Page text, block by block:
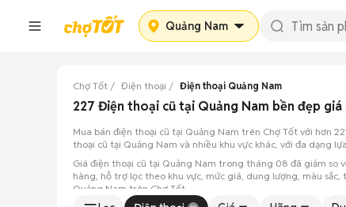
Quảng Nam
Chợ Tốt Điện thoại Điện thoại Quảng Nam
227 Điện thoại cũ tại Quảng Nam bền đẹp
Mua bán điện thoại cũ tại Quảng Nam trên Chợ Tốt với hơn
thoại cũ tại Quảng Nam và nhiều khu vực khác, với đa dạng
Giá điện thoại cũ tại Quảng Nam trong tháng 08 đã giảm so
hàng, hỗ trợ lọc theo khu vực, mức giá, dung lượng, màu
Quảng Nam trên Chợ Tốt.